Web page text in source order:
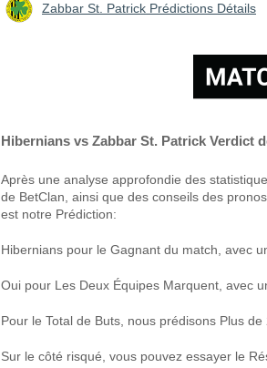
Zabbar St. Patrick Prédictions Détails
Hibernians vs Zabbar St. Patrick Verdict
Après une analyse approfondie des
de BetClan, ainsi que des conseils des
est notre Prédiction:
Hibernians pour le Gagnant du match, avec
Oui pour Les Deux Équipes Marquent, avec
Pour le Total de Buts, nous prédisons Plus
Sur le côté risqué, vous pouvez essayer le